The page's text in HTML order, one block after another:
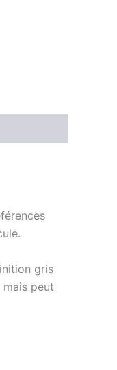
gris
mais peut